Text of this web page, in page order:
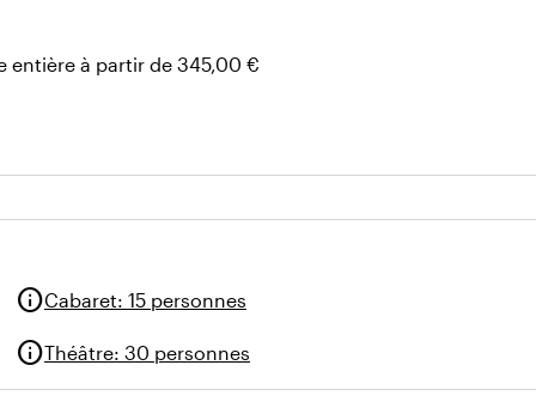
entière à partir de 345,00 €
infoCabaret: 15 personnes
infoThéâtre: 30 personnes